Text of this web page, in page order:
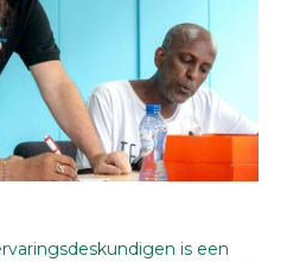
is een